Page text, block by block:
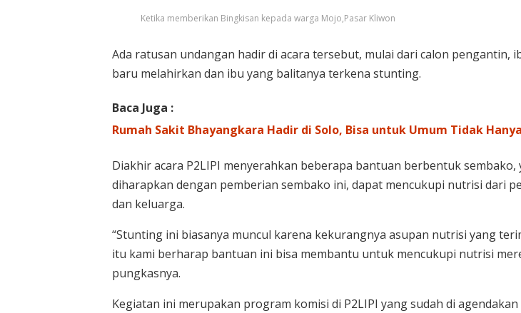
Ketika memberikan Bingkisan kepada warga Mojo,Pasar Kliwon
Ada ratusan undangan hadir di acara tersebut, mulai dari calon pengantin,
baru melahirkan dan ibu yang balitanya terkena stunting.
Baca Juga :
Rumah Sakit Bhayangkara Hadir di Solo, Bisa untuk Umum Tidak
Diakhir acara P2LIPI menyerahkan beberapa bantuan berbentuk sembako,
diharapkan dengan pemberian sembako ini, dapat mencukupi nutrisi dari
dan keluarga.
“Stunting ini biasanya muncul karena kekurangnya asupan nutrisi yang
itu kami berharap bantuan ini bisa membantu untuk mencukupi nutrisi
pungkasnya.
Kegiatan ini merupakan program komisi di P2LIPI yang sudah di